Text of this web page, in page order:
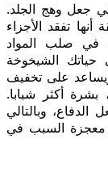
جعل وهج الجلد.
تفقد الأجزاء
في صلب المواد
حياتك الشيخوخة
على تخفيف
أكثر شبابا.
وبالتالي
السبب في